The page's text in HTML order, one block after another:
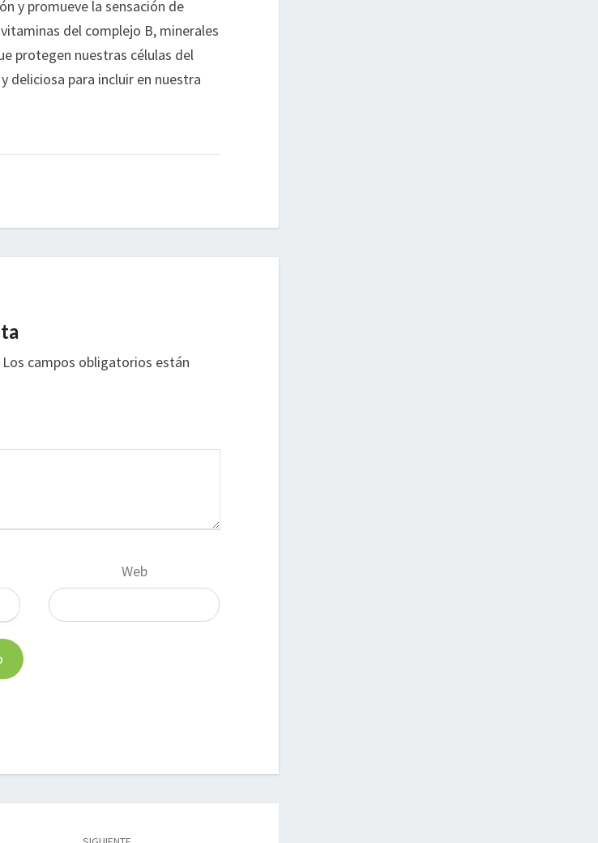
y promueve la sensación de
del complejo B, minerales
protegen nuestras células del
deliciosa para incluir en nuestra
Los campos obligatorios están
Web